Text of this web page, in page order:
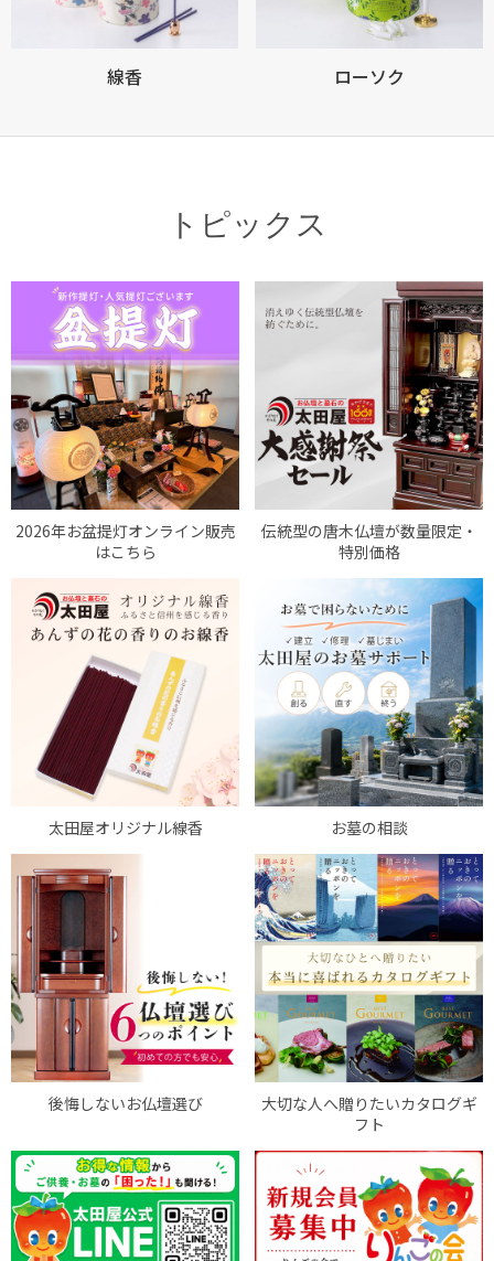
線香 ローソク
トピックス
2026年お盆提灯オンライン販売
はこちら
伝統型の唐木仏壇が数量限定・
特別価格
太田屋オリジナル線香 お墓の相談
後悔しないお仏壇選び
大切な人へ贈りたいカタログギ
フト